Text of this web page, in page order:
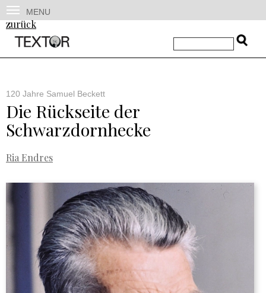
MENU
zurück
120 Jahre Samuel Beckett
Die Rückseite der
Schwarzdornhecke
Ria Endres